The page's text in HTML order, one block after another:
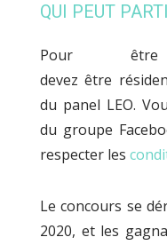
QUI PEUT
Pour
devez être
du panel LEO.
du groupe
respecter les
Le concours se
2020, et les